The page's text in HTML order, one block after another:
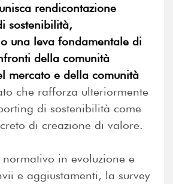
rendicontazione
sostenibilità,
una leva fondamentale di
della comunità
mercato e della comunità
che rafforza ulteriormente
di sostenibilità come
di creazione di valore.
in evoluzione e
e aggiustamenti, la survey